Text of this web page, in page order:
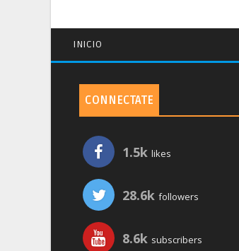
INICIO
CONNECTATE
1.5k likes
28.6k followers
8.6k subscribers